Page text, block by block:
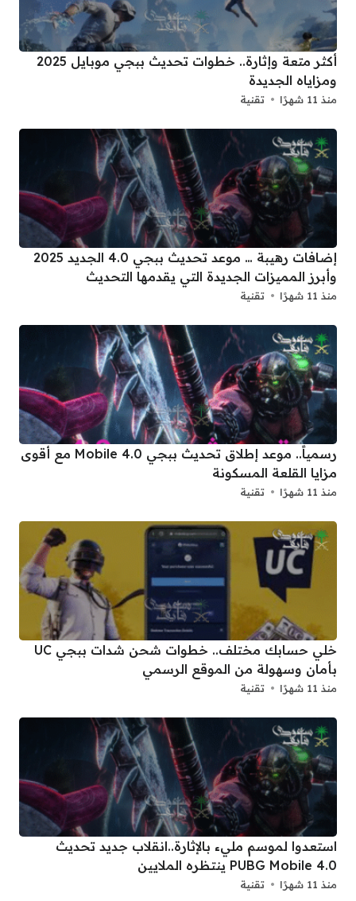
أكثر متعة وإثارة.. خطوات تحديث ببجي موبايل 2025
ومزاياه الجديدة
منذ 11 شهرًا تقنية
إضافات رهيبة … موعد تحديث ببجي 4.0 الجديد 2025
وأبرز المميزات الجديدة التي يقدمها التحديث
منذ 11 شهرًا تقنية
رسمياً.. موعد إطلاق تحديث ببجي 4.0 Mobile مع أقوى
مزايا القلعة المسكونة
منذ 11 شهرًا تقنية
خلي حسابك مختلف.. خطوات شحن شدات ببجي UC
بأمان وسهولة من الموقع الرسمي
منذ 11 شهرًا تقنية
استعدوا لموسم مليء بالإثارة..انقلاب جديد تحديث
PUBG Mobile 4.0 ينتظره الملايين
منذ 11 شهرًا تقنية